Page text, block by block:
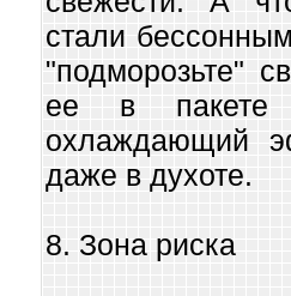
стали
"подморозьте"
ее в пакете
охлаждающий
даже в духоте.
8. Зона риска